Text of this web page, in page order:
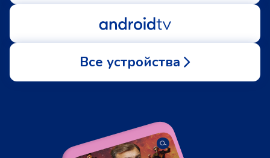
Все устройства